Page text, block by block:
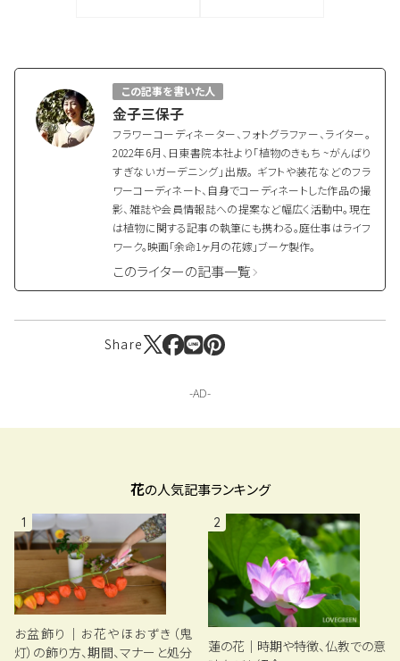
この記事を書いた人
金子三保子
フラワーコーディネーター、フォトグラファー、ライター。
2022年6月、日東書院本社より「植物のきもち ~がんばり
すぎないガーデニング」出版。 ギフトや装花などのフラ
ワーコーディネート、自身でコーディネートした作品の撮
影、雑誌や会員情報誌への提案など幅広く活動中。現在
は植物に関する記事の執筆にも携わる。庭仕事はライフ
ワーク。映画「余命1ヶ月の花嫁」ブーケ製作。
このライターの記事一覧
Share
花の人気記事ランキング
1
お盆飾り｜お花やほおずき（鬼
灯）の飾り方、期間、マナーと処分
2
蓮の花｜時期や特徴、仏教での意